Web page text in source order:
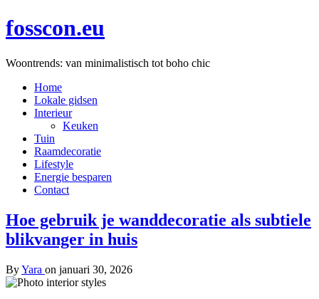
fosscon.eu
Woontrends: van minimalistisch tot boho chic
Home
Lokale gidsen
Interieur
Keuken
Tuin
Raamdecoratie
Lifestyle
Energie besparen
Contact
Hoe gebruik je wanddecoratie als subtiele
blikvanger in huis
ByYara on januari 30, 2026